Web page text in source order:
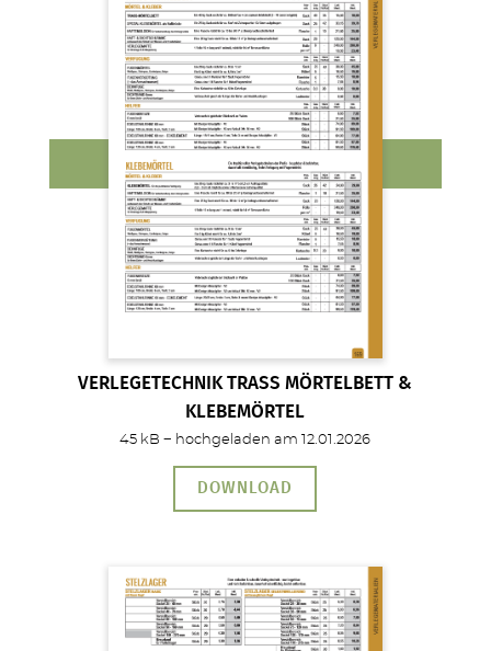
VERLEGETECHNIK TRASS MÖRTELBETT &
KLEBEMÖRTEL
45 kB − hochgeladen am 12.01.2026
DOWNLOAD